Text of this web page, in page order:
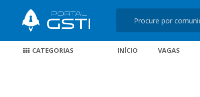
CATEGORIAS INÍCIO VAGAS